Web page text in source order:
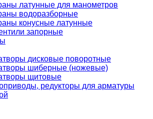
латунные для манометров
водоразборные
конусные латунные
запорные
дисковые поворотные
шиберные (ножевые)
щитовые
редукторы для арматуры